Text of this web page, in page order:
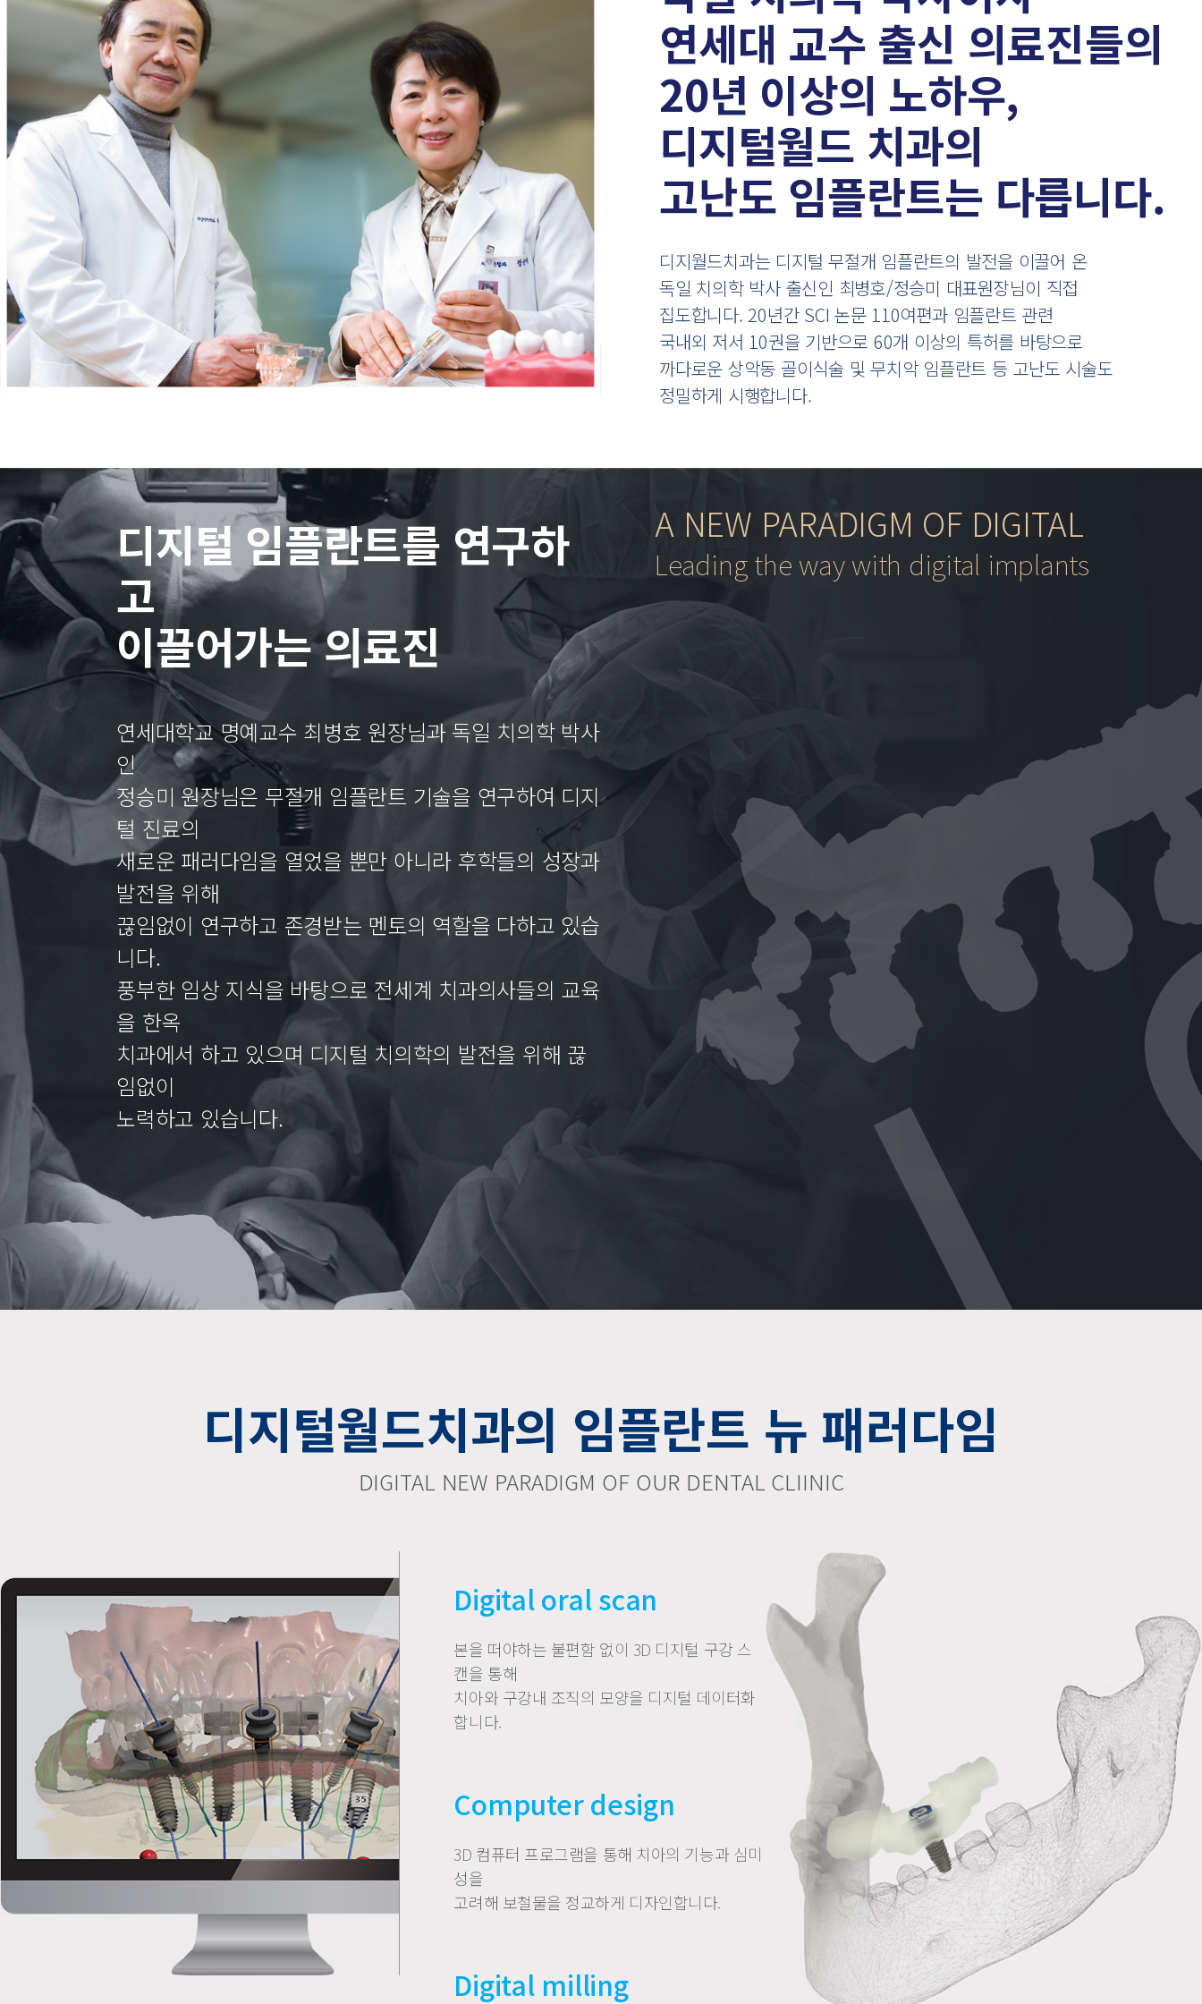
연세대 교수 출신 의료진들의
20년 이상의 노하우,
디지털월드 치과의
고난도 임플란트는 다릅니다.
디지월드치과는 디지털 무절개 임플란트의 발전을 이끌어 온
독일 치의학 박사 출신인 최병호/정승미 대표원장님이 직접
집도합니다. 20년간 SCI 논문 110여편과 임플란트 관련
국내외 저서 10권을 기반으로 60개 이상의 특허를 바탕으로
까다로운 상악동 골이식술 및 무치악 임플란트 등 고난도 시술도
정밀하게 시행합니다.
디지털 임플란트를 연구하
고
이끌어가는 의료진
연세대학교 명예교수 최병호 원장님과 독일 치의학 박사
인
정승미 원장님은 무절개 임플란트 기술을 연구하여 디지
털 진료의
새로운 패러다임을 열었을 뿐만 아니라 후학들의 성장과
발전을 위해
끊임없이 연구하고 존경받는 멘토의 역할을 다하고 있습
니다.
풍부한 임상 지식을 바탕으로 전세계 치과의사들의 교육
을 한옥
치과에서 하고 있으며 디지털 치의학의 발전을 위해 끊
임없이
노력하고 있습니다.
A NEW PARADIGM OF DIGITAL
Leading the way with digital implants
디지털월드치과의 임플란트 뉴 패러다임
DIGITAL NEW PARADIGM OF OUR DENTAL CLIINIC
Digital oral scan
본을 떠야하는 불편함 없이 3D 디지털 구강 스
캔을 통해
치아와 구강내 조직의 모양을 디지털 데이터화
합니다.
Computer design
3D 컴퓨터 프로그램을 통해 치아의 기능과 심미
성을
고려해 보철물을 정교하게 디자인합니다.
Digital milling